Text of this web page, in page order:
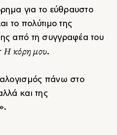
για το εύθραυστο
το πολύτιμο της
από τη συγγραφέα του
Η κόρη μου.
πάνω στο
και της